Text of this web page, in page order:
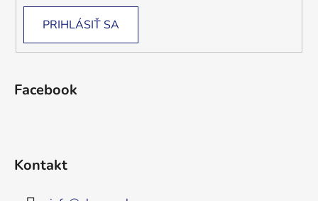
PRIHLÁSIŤ SA
Facebook
Kontakt